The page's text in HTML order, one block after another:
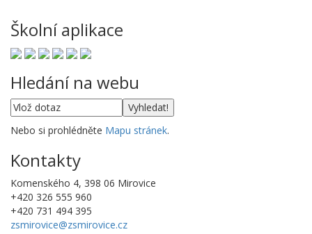
Školní aplikace
Hledání na webu
Nebo si prohlédněte Mapu stránek.
Kontakty
Komenského 4, 398 06 Mirovice
+420 326 555 960
+420 731 494 395
zsmirovice@zsmirovice.cz